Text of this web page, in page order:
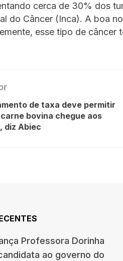
cerca de 30% dos
do Câncer (Inca). A boa
esse tipo de câncer
de taxa deve permitir
bovina chegue aos
diz Abiec
Professora Dorinha
ao governo do